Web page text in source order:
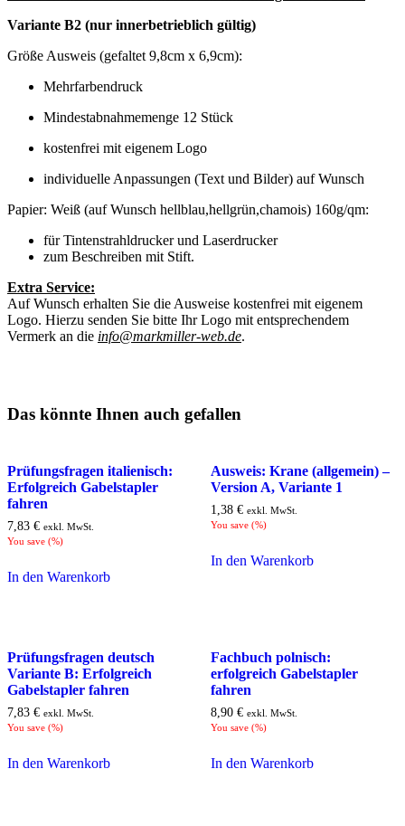
Variante B2 (nur innerbetrieblich gültig)
Größe Ausweis (gefaltet 9,8cm x 6,9cm):
Mehrfarbendruck
Mindestabnahmemenge 12 Stück
kostenfrei mit eigenem Logo
individuelle Anpassungen (Text und Bilder) auf Wunsch
Papier: Weiß (auf Wunsch hellblau,hellgrün,chamois) 160g/qm:
für Tintenstrahldrucker und Laserdrucker
zum Beschreiben mit Stift.
Extra Service:
Auf Wunsch erhalten Sie die Ausweise kostenfrei mit eigenem
Logo. Hierzu senden Sie bitte Ihr Logo mit entsprechendem
Vermerk an die info@markmiller-web.de.
Das könnte Ihnen auch gefallen
Prüfungsfragen italienisch:
Erfolgreich Gabelstapler
fahren
7,83 € exkl. MwSt.
You save (%)
In den Warenkorb
Ausweis: Krane (allgemein) –
Version A, Variante 1
1,38 € exkl. MwSt.
You save (%)
In den Warenkorb
Prüfungsfragen deutsch
Variante B: Erfolgreich
Gabelstapler fahren
7,83 € exkl. MwSt.
You save (%)
In den Warenkorb
Fachbuch polnisch:
erfolgreich Gabelstapler
fahren
8,90 € exkl. MwSt.
You save (%)
In den Warenkorb